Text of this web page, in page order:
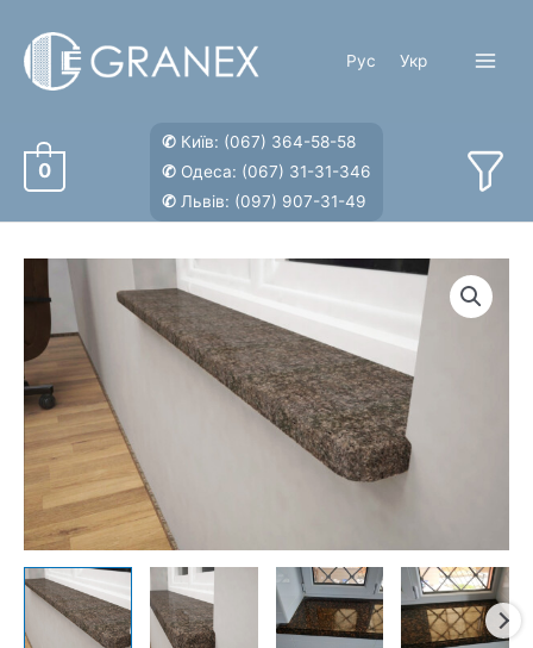
содержимому
Рус Укр
0
✆ Київ: (067) 364-58-58
✆ Одеса: (067) 31-31-346
✆ Львів: (097) 907-31-49